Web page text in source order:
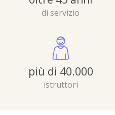
di servizio
più di 40.000
istruttori